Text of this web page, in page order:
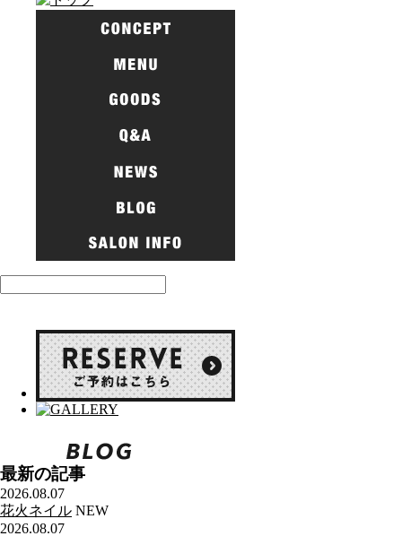
最新の記事
2026.08.07
花火ネイル NEW
2026.08.07